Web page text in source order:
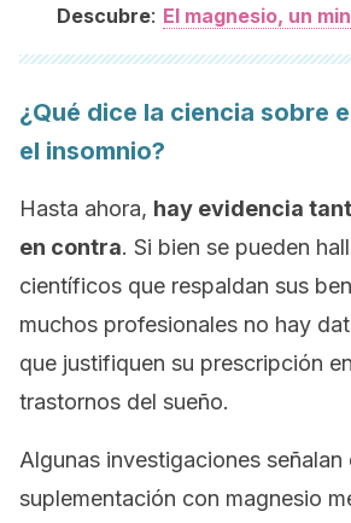
Descubre: El magnesio, un
¿Qué dice la ciencia sobre
el insomnio?
Hasta ahora, hay evidencia
en contra. Si bien se pueden
científicos que respaldan sus
muchos profesionales no hay
que justifiquen su prescripción
trastornos del sueño.
Algunas investigaciones señalan
suplementación con magnesio